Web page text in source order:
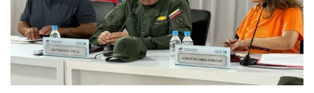
5
ÚLTIMA HORA
ASOMAYOR se afilia a la
Cámara de Comercio para
impulsar la economía
plateada